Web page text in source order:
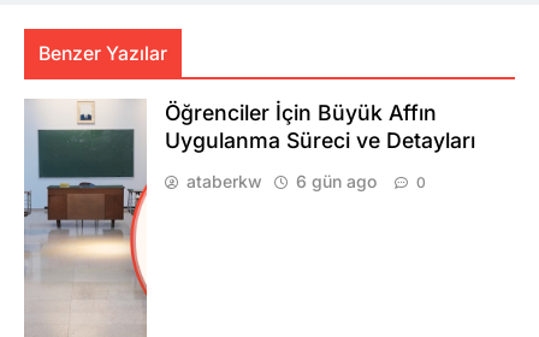
Benzer Yazılar
Öğrenciler İçin Büyük Affın
Uygulanma Süreci ve Detayları
ataberkw 6 gün ago 0